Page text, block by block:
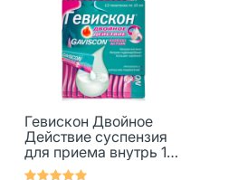
Гевискон Двойное
Действие суспензия
для приема внутрь 10
мл пак 12 шт